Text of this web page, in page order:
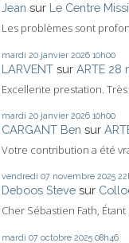
Jean sur Le Centre
Les problèmes sont
mardi 20 janvier 2026 10h00
LARVENT sur ARTE 28
Excellente prestation.
mardi 20 janvier 2026 10h00
CARGANT Ben sur
Votre contribution a été
vendredi 07 novembre 2025
Deboos Steve sur
Cher Sébastien Fath,
mardi 07 octobre 2025 08h46